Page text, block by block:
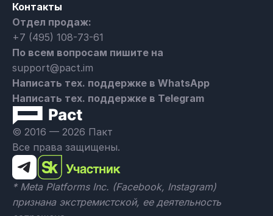
© 2016 — 2026 Пакт
Все права защищены.
* Meta Platforms Inc. (Facebook, Instagram)
признана экстремистской, ее деятельность
Контакты
Отдел продаж:
+7 (495) 108-73-61
По всем вопросам пишите на
support@pact.im
Написать тех. поддержке в WhatsApp
Написать тех. поддержке в Telegram